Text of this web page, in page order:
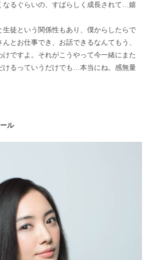
なるぐらいの、すばらしく成長されて…嬉
生徒という関係性もあり、僕からしたらで
とお仕事でき、お話できるなんてもう、
けですよ。それがこうやって今一緒にまた
けるっていうだけでも…本当にね。感無量
ル